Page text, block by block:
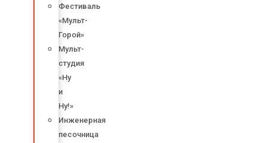
Фестиваль
«Мульт-
Горой»
Мульт-
студия
«Ну
и
Ну!»
Инженерная
песочница